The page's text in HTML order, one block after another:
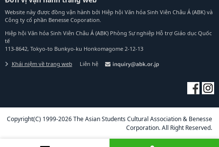
Website này được đồng vận hành bởi Hiệp hội Văn hóa Sinh Viên Châu Á (ABK) và
Công ty cổ phần Benesse Coporation.
Hiệp hội Văn hóa Sinh Viên Châu Á (ABK) Phòng Sự nghiệp Hỗ trợ Giáo dục Quốc
tế
113-8642, Tokyo-to Bunkyo-ku Honkomagome 2-12-13
Khái niệm về trang web Liên hệ
Copyright(C) 1999-2026 The Asian Students Cultural Association & Benesse
Corporation. All Right Reserved.